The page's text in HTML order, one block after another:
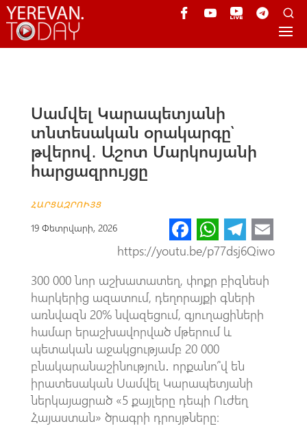
Սամվել Կարապետյանի
տնտեսական օրակարգը՝
թվերով․ Աշոտ Մարկոսյանի
հարցազրույցը
ՀԱՐՑԱԶՐՈՒՅՑ
19 Փետրվարի, 2026 Fa
ce
b
o
o
k
W
h
at
s
A
p
p
Te
le
gr
a
m
m
https://youtu.be/p77dsj6Qiwo
300 000 նոր աշխատատեղ, փոքր բիզնեսի
հարկերից ազատում, դեղորայքի գների
առնվազն 20% նվազեցում, գյուղացիների
համար երաշխավորված մթերում և
պետական աջակցությամբ 20 000
բնակարանաշինություն․ որքանո՞վ են
իրատեսական Սամվել Կարապետյանի
ներկայացրած «5 քայլերը դեպի Ուժեղ
Հայաստան» ծրագրի դրույթները։